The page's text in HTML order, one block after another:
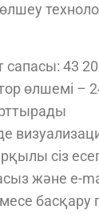
43
өлшемі –
сіз
және e-
басқару